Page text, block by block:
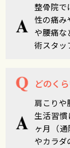
整骨院で
性の痛み
や腰痛な
術スタッ
どのく
肩こりや
生活習
ヶ月（
やカラダ